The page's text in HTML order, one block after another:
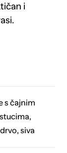
i
s čajnim
siva